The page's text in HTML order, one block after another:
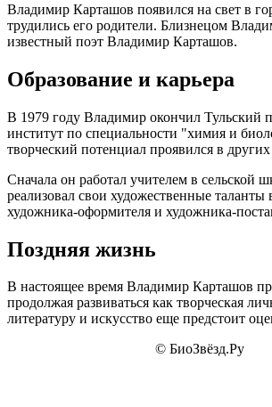
Владимир Карташов появился на свет в
трудились его родители. Близнецом
известный поэт Владимир Карташов.
Образование и карьера
В 1979 году Владимир окончил Тульский
институт по специальности "химия и
творческий потенциал проявился в других
Сначала он работал учителем в сельской
реализовал свои художественные таланты
художника-оформителя и художника-
Поздняя жизнь
В настоящее время Владимир Карташов
продолжая развиваться как творческая
литературу и искусство еще предстоит
© БиоЗвёзд.Ру